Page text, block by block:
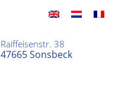
Raiffeisenstr. 38
47665 Sonsbeck